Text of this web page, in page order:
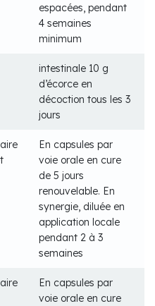
espacées, pendant
4 semaines
minimum
intestinale 10 g
d’écorce en
décoction tous les 3
jours
En capsules par
voie orale en cure
de 5 jours
renouvelable. En
synergie, diluée en
application locale
pendant 2 à 3
semaines
En capsules par
voie orale en cure